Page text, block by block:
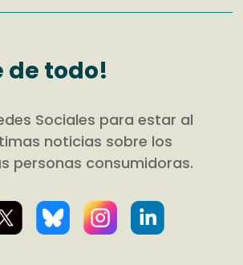
de todo!
Sociales para estar al
noticias sobre los
personas consumidoras.